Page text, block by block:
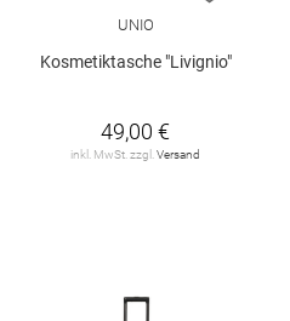
UNIO
Kosmetiktasche "Livignio"
49,00 €
inkl. MwSt. zzgl. Versand